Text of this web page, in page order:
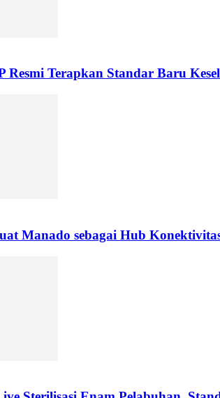
Resmi Terapkan Standar Baru
Manado sebagai Hub